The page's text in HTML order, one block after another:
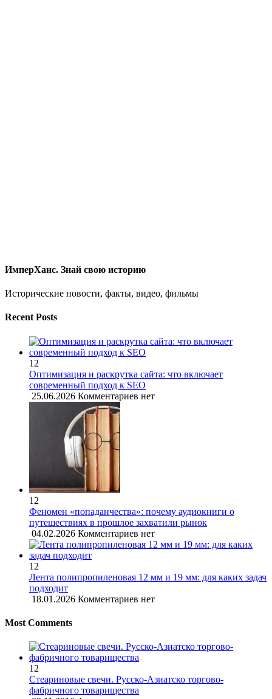
ИмперХанс. Знай свою историю
Исторические новости, факты, видео, фильмы
Recent Posts
12
Оптимизация и раскрутка сайта: что включает
современный подход к SEO
25.06.2026 Комментариев нет
12
Феномен «попаданчества»: почему аудиокниги о
путешествиях в прошлое захватили рынок
04.02.2026 Комментариев нет
12
Лента полипропиленовая 12 мм и 19 мм: для каких задач
подходит
18.01.2026 Комментариев нет
Most Comments
12
Стеариновые свечи. Русско-Азиатско торгово-
фабричного товарищества